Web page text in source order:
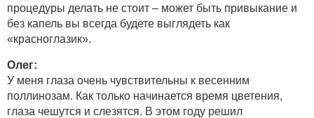
процедуры делать не стоит – может быть привыкание и
без капель вы всегда будете выглядеть как
«красноглазик».
Олег:
У меня глаза очень чувствительны к весенним
поллинозам. Как только начинается время цветения,
глаза чешутся и слезятся. В этом году решил